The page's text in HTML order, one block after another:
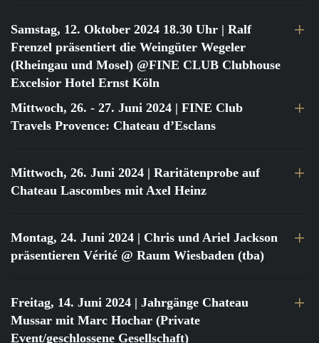
Samstag, 12. Oktober 2024 18.30 Uhr | Ralf
Frenzel präsentiert die Weingüter Wegeler
(Rheingau und Mosel) @FINE CLUB Clubhouse
Excelsior Hotel Ernst Köln
Mittwoch, 26. - 27. Juni 2024 | FINE Club
Travels Provence: Chateau d’Esclans
Mittwoch, 26. Juni 2024 | Raritätenprobe auf
Chateau Lascombes mit Axel Heinz
Montag, 24. Juni 2024 | Chris und Ariel Jackson
präsentieren Vérité @ Raum Wiesbaden (tba)
Freitag, 14. Juni 2024 | Jahrgänge Chateau
Mussar mit Marc Hochar (Private
Event/geschlossene Gesellschaft)